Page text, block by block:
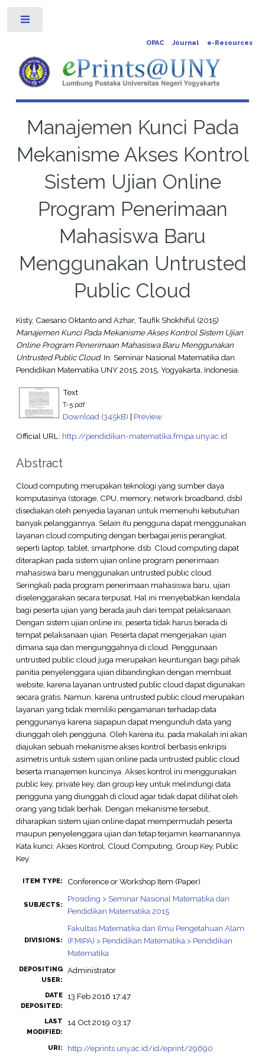
OPAC Journal e-Resources
Manajemen Kunci Pada
Mekanisme Akses Kontrol
Sistem Ujian Online
Program Penerimaan
Mahasiswa Baru
Menggunakan Untrusted
Public Cloud
Kisty, Caesario OktantoandAzhar, Taufik Shokhiful(2015)
Manajemen Kunci Pada Mekanisme Akses Kontrol Sistem Ujian
Online Program Penerimaan Mahasiswa Baru Menggunakan
Untrusted Public Cloud. In: Seminar Nasional Matematika dan
Pendidikan Matematika UNY 2015, 2015, Yogyakarta, Indonesia.
Text
T-5.pdf
Download (345kB) | Preview
Official URL: http://pendidikan-matematika.fmipa.uny.ac.id
Abstract
Cloud computing merupakan teknologi yang sumber daya
komputasinya (storage, CPU, memory, network broadband, dsb)
disediakan oleh penyedia layanan untuk memenuhi kebutuhan
banyak pelanggannya. Selain itu pengguna dapat menggunakan
layanan cloud computing dengan berbagai jenis perangkat,
seperti laptop, tablet, smartphone, dsb. Cloud computing dapat
diterapkan pada sistem ujian online program penerimaan
mahasiswa baru menggunakan untrusted public cloud.
Seringkali pada program penerimaan mahasiswa baru, ujian
diselenggarakan secara terpusat. Hal ini menyebabkan kendala
bagi peserta ujian yang berada jauh dari tempat pelaksanaan.
Dengan sistem ujian online ini, peserta tidak harus berada di
tempat pelaksanaan ujian. Peserta dapat mengerjakan ujian
dimana saja dan mengunggahnya di cloud. Penggunaan
untrusted public cloud juga merupakan keuntungan bagi pihak
panitia penyelenggara ujian dibandingkan dengan membuat
website, karena layanan untrusted public cloud dapat digunakan
secara gratis. Namun, karena untrusted public cloud merupakan
layanan yang tidak memiliki pengamanan terhadap data
penggunanya karena siapapun dapat mengunduh data yang
diunggah oleh pengguna. Oleh karena itu, pada makalah ini akan
diajukan sebuah mekanisme akses kontrol berbasis enkripsi
asimetris untuk sistem ujian online pada untrusted public cloud
beserta manajemen kuncinya. Akses kontrol ini menggunakan
public key, private key, dan group key untuk melindungi data
pengguna yang diunggah di cloud agar tidak dapat dilihat oleh
orang yang tidak berhak. Dengan mekanisme tersebut,
diharapkan sistem ujian online dapat mempermudah peserta
maupun penyelenggara ujian dan tetap terjamin keamanannya.
Kata kunci: Akses Kontrol, Cloud Computing, Group Key, Public
Key.
ITEM TYPE: Conference or Workshop Item (Paper)
SUBJECTS:
Prosiding > Seminar Nasional Matematika dan
Pendidikan Matematika 2015
DIVISIONS:
Fakultas Matematika dan Ilmu Pengetahuan Alam
(FMIPA) > Pendidikan Matematika > Pendidikan
Matematika
DEPOSITING
USER:
Administrator
DATE
DEPOSITED:
13 Feb 2016 17:47
LAST
MODIFIED:
14 Oct 2019 03:17
URI: http://eprints.uny.ac.id/id/eprint/29690